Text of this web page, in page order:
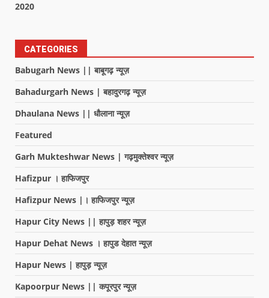
2020
CATEGORIES
Babugarh News || बाबूगढ़ न्यूज़
Bahadurgarh News | बहादुरगढ़ न्यूज़
Dhaulana News || धौलाना न्यूज़
Featured
Garh Mukteshwar News | गढ़मुक्तेश्वर न्यूज़
Hafizpur । हाफिजपुर
Hafizpur News |। हाफिजपुर न्यूज़
Hapur City News || हापुड़ शहर न्यूज़
Hapur Dehat News । हापुड देहात न्यूज़
Hapur News | हापुड़ न्यूज़
Kapoorpur News || कपूरपुर न्यूज़